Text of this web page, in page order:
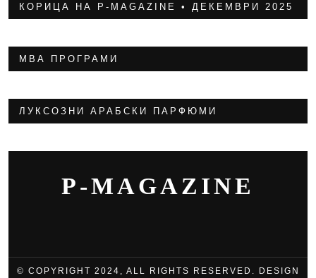
КОРИЦА НА P-MAGAZINE • ДЕКЕМВРИ 2025
МВА ПРОГРАМИ
ЛУКСОЗНИ АРАБСКИ ПАРФЮМИ
P-MAGAZINE
© COPYRIGHT 2024, ALL RIGHTS RESERVED. DESIGN